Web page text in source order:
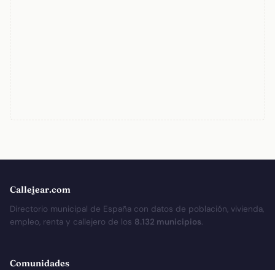
Callejear.com
Directorio municipal de España con datos de población, vivienda,
empleo, renta y callejero de los 8.132 municipios.
Comunidades